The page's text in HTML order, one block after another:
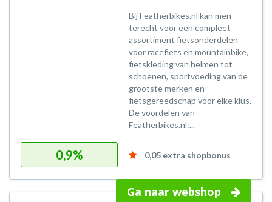
Bij Featherbikes.nl kan men
terecht voor een compleet
assortiment fietsonderdelen
voor racefiets en mountainbike,
fietskleding van helmen tot
schoenen, sportvoeding van de
grootste merken en
fietsgereedschap voor elke klus.
De voordelen van
Featherbikes.nl:...
0,9% 0,05 extra shopbonus
Ga naar webshop